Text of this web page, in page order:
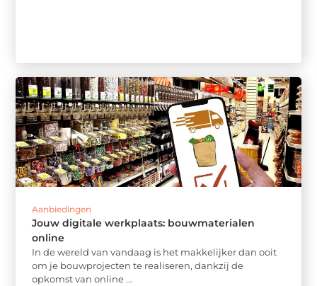
Aanbiedingen
Jouw digitale werkplaats: bouwmaterialen
online
In de wereld van vandaag is het makkelijker dan ooit
om je bouwprojecten te realiseren, dankzij de
opkomst van online ...